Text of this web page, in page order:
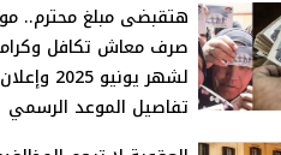
هتقبضى مبلغ محترم..
صرف معاش تكافل
لشهر يونيو 2025 وإعلان
تفاصيل الموعد الرسمي